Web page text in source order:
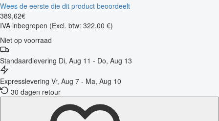
Wees de eerste die dit product beoordeelt
389,62€
IVA inbegrepen (Excl. btw: 322,00 €)
Niet op voorraad
Standaardlevering Di, Aug 11 - Do, Aug 13
Expresslevering Vr, Aug 7 - Ma, Aug 10
30 dagen retour